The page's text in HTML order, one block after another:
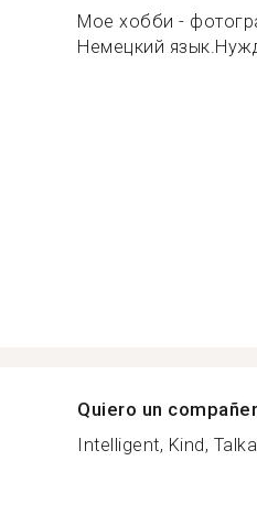
Мое хобби -
Немецкий
Quiero un
Intelligent, Kind,